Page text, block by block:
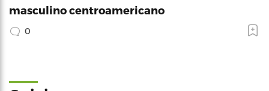
masculino centroamericano
0